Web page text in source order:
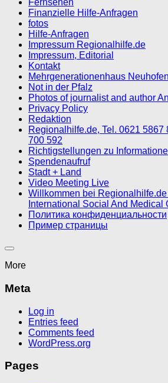
Fernsehen
Finanzielle Hilfe-Anfragen
fotos
Hilfe-Anfragen
Impressum Regionalhilfe.de
Impressum, Editorial
Kontakt
Mehrgenerationenhaus
Not in der Pfalz
Photos of journalist and author
Privacy Policy
Redaktion
Regionalhilfe.de, Tel. 0621 5867
700 592
Richtigstellungen zu
Spendenaufruf
Stadt + Land
Video Meeting Live
Willkommen bei
International Social And Medical
Политика конфиденциальности
Пример страницы
More
Meta
Log in
Entries feed
Comments feed
WordPress.org
Pages